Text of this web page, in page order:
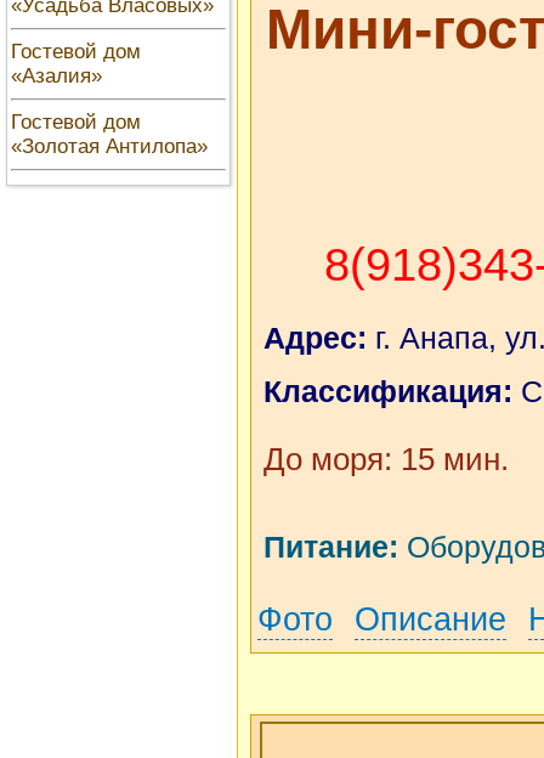
«Усадьба Власовых»
Гостевой дом
«Азалия»
Гостевой дом
«Золотая Антилопа»
Мини-
Адрес: г. Анапа,
Классификация:
До моря: 15 мин.
Питание:
Фото Описание